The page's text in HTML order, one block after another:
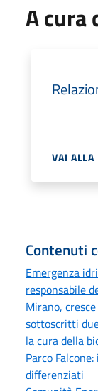
A cura
VAI ALLA
Contenuti
Emergenza
responsabile
Mirano,
sottoscritti
la cura della
Parco
differenziati